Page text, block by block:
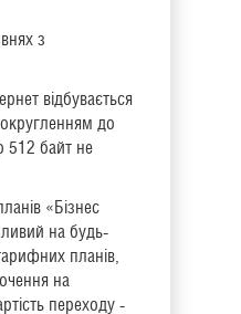
з
відбувається
до
512 байт не
«Бізнес
на будь-
планів,
на
переходу -